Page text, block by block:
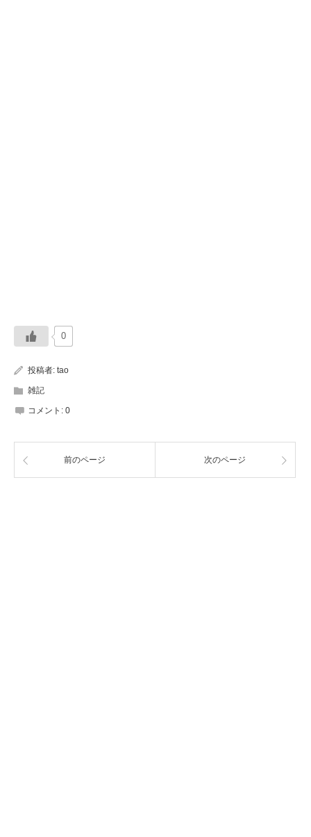
0
投稿者: tao
雑記
コメント: 0
前のページ 次のページ